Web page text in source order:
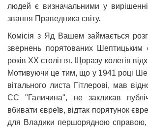
людей є визначальними у
звання Праведника світу.
Комісія з Яд Вашем займається
звернень порятованих
років ХХ століття. Щоразу колегія
Мотивуючи це тим, що у 1941 році
вітального листа Гітлерові, мав
СС "Галичина", не закликав
вбивати євреїв, відтак порятунок
для Владики першорядною